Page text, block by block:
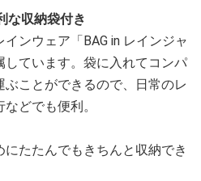
な収納袋付き
ンウェア「BAG in レインジャ
ています。袋に入れてコンパ
ことができるので、日常のレ
どでも便利。
たたんでもきちんと収納でき